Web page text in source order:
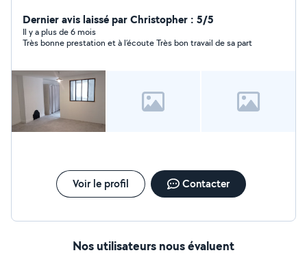
Dernier avis laissé par Christopher : 5/5
Il y a plus de 6 mois
Très bonne prestation et à l’écoute Très bon travail de sa part
Voir le profil Contacter
Nos utilisateurs nous évaluent